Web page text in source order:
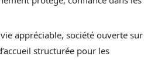
appréciable, société ouverte sur
structurée pour les